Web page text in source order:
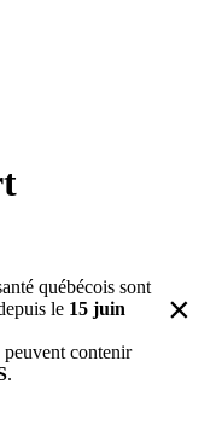
québécois sont
le 15 juin
peuvent contenir
.
×